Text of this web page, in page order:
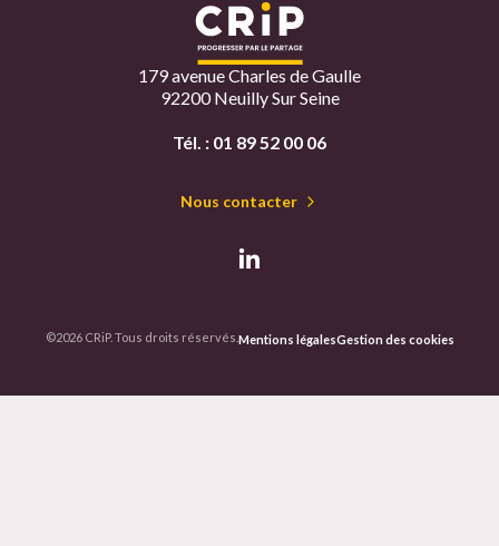
179 avenue Charles de Gaulle
92200 Neuilly Sur Seine
Tél. : 01 89 52 00 06
Nous contacter
©2026 CRiP. Tous droits réservés.Mentions légalesGestion des cookies